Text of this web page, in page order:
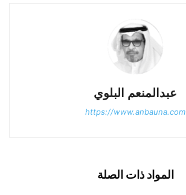
عبدالمنعم البلوي
https://www.anbauna.com
المواد ذات الصلة